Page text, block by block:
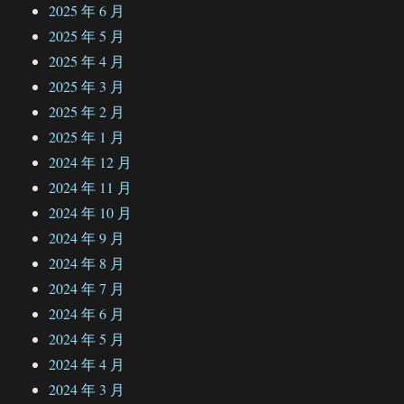
2025 年 6 月
2025 年 5 月
2025 年 4 月
2025 年 3 月
2025 年 2 月
2025 年 1 月
2024 年 12 月
2024 年 11 月
2024 年 10 月
2024 年 9 月
2024 年 8 月
2024 年 7 月
2024 年 6 月
2024 年 5 月
2024 年 4 月
2024 年 3 月